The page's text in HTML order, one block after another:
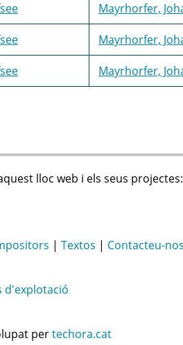
Mayrhorfer,
Mayrhorfer,
Mayrhorfer,
lloc web i els seus projectes:
| Textos | Contacteu-nos
d'explotació
pertechora.cat